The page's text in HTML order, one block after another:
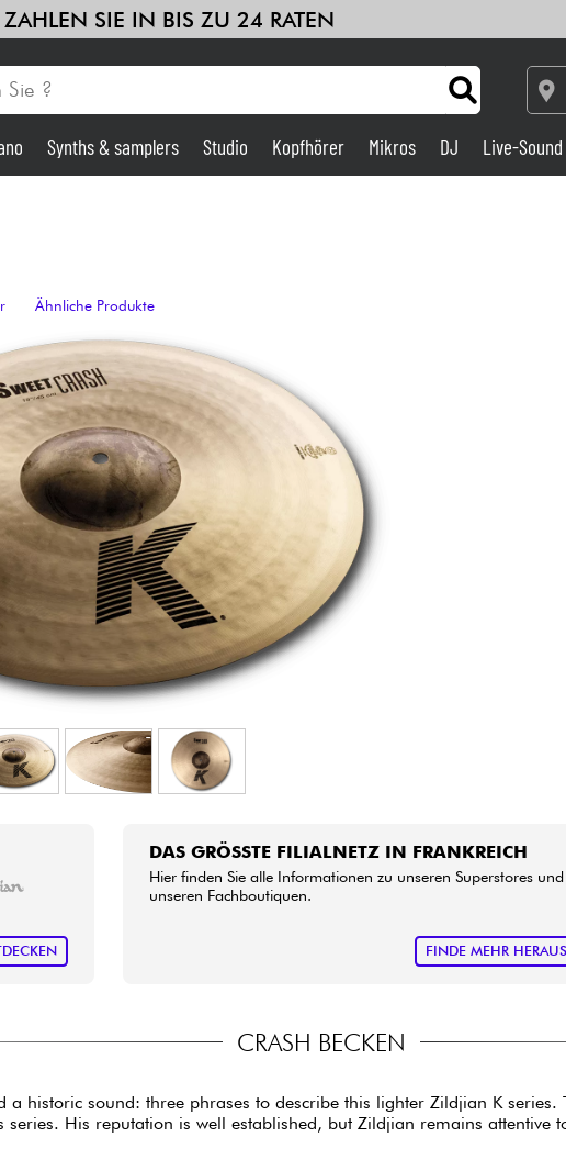
ZAHLEN SIE IN BIS ZU 24 RATEN
Drums
Kinder
Bundle
Sehen Sie sich unsere Marken an
Synths & samplers Studio Kopfhörer Mikros DJ Live-Sound
Ähnliche Produkte
DAS GRÖSSTE FILIALNETZ IN FRANKREICH
Hier finden Sie alle Informationen zu unseren Superstores und
unseren Fachboutiquen.
FINDE MEHR HERAUS
CRASH BECKEN
historic sound: three phrases to describe this lighter Zildjian K
His reputation is well established, but Zildjian remains